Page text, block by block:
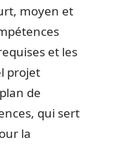
moyen et
et les
projet
de
qui sert
la